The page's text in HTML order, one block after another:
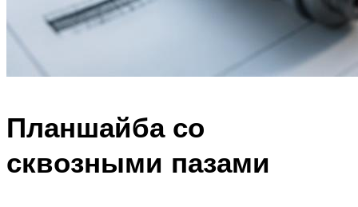
Планшайба со
сквозными пазами